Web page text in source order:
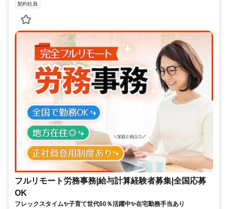
契約社員
フルリモート労務事務|給与計算経験者募集|全国応募
OK
フレックスタイム✨子育て世代60％活躍中✨在宅勤務手当あり